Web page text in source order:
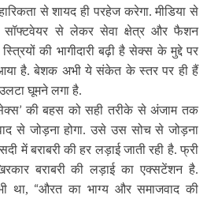
से शायद ही परहेज करेगा. मीडिया से
से लेकर सेवा क्षेत्र और फैशन
की भागीदारी बढ़ी है सेक्स के मुद्दे पर
है. बेशक अभी ये संकेत के स्तर पर ही हैं
घूमने लगा है.
’की बहस को सही तरीके से अंजाम तक
से जोड़ना होगा. उसे उस सोच से जोड़ना
में बराबरी की हर लड़ाई जाती रही है. फ्री
बराबरी की लड़ाई का एक्सटेंशन है.
था, “औरत का भाग्य और समाजवाद की